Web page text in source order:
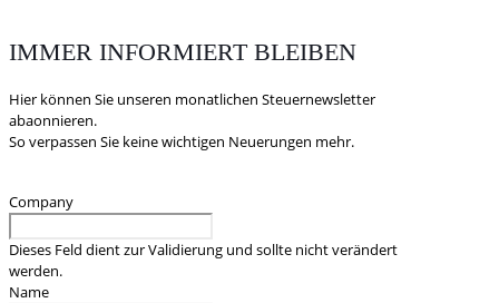
IMMER INFORMIERT BLEIBEN
Hier können Sie unseren monatlichen Steuernewsletter
abaonnieren.
So verpassen Sie keine wichtigen Neuerungen mehr.
Company
Dieses Feld dient zur Validierung und sollte nicht verändert
werden.
Name